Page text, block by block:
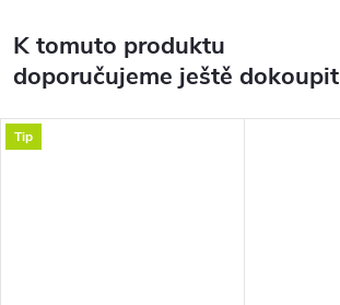
K tomuto produktu
doporučujeme ještě dokoupit
Tip